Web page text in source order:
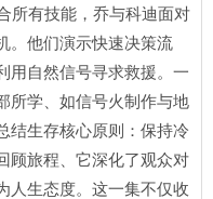
所有技能，乔与科迪面对
。他们演示快速决策流
用自然信号寻求救援。一
所学、如信号火制作与地
结生存核心原则：保持冷
顾旅程、它深化了观众对
人生态度。这一集不仅收